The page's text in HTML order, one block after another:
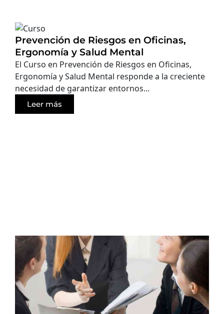
Prevención de Riesgos en Oficinas,
Ergonomía y Salud Mental
El Curso en Prevención de Riesgos en Oficinas,
Ergonomía y Salud Mental responde a la creciente
necesidad de garantizar entornos...
Leer más